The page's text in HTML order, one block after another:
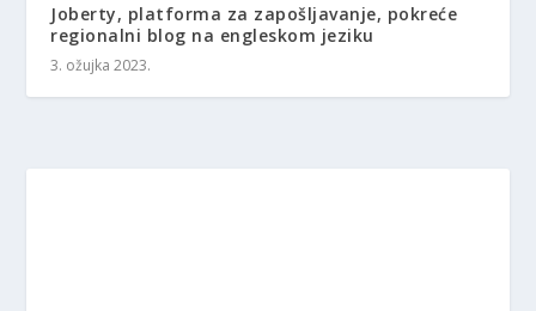
Joberty, platforma za zapošljavanje, pokreće
regionalni blog na engleskom jeziku
3. ožujka 2023.